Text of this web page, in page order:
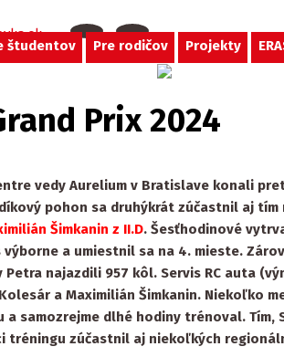
študentov Pre rodičov Projekty
Prix 2024
vedy Aurelium v Bratislave konali
pohon sa druhýkrát zúčastnil aj tím
Šimkanin z II.D. Šesťhodinové
a umiestnil sa na 4. mieste.
Petra najazdili 957 kôl. Servis RC auta
a Maximilián Šimkanin. Niekoľko
samozrejme dlhé hodiny trénoval.
tréningu zúčastnil aj niekoľkých